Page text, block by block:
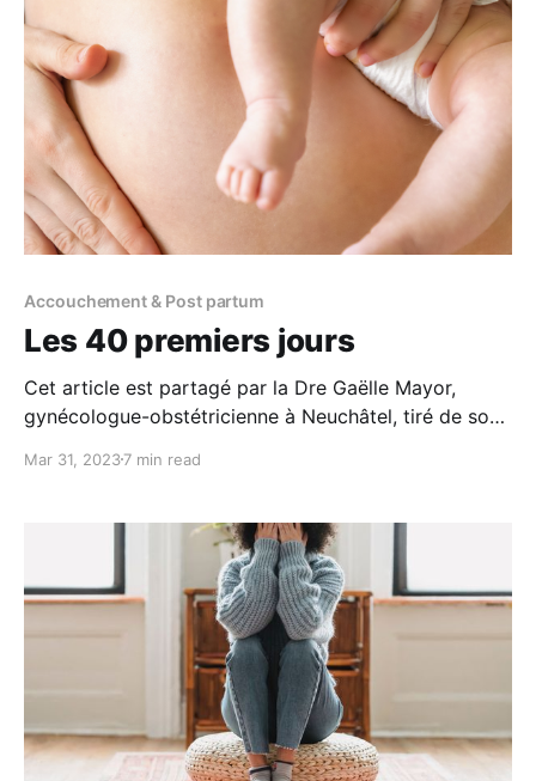
suivant l’
Accouchement & Post partum
Les 40 premiers jours
Cet article est partagé par la Dre Gaëlle Mayor,
gynécologue-obstétricienne à Neuchâtel, tiré de son
avez préparé la chambre d’enfant, repeint les murs,
poussette toute option, lu le mode d’
Mar 31, 20237 min read